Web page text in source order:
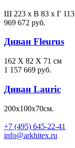
Ш 223 x В 83 x Г 113
969 672 руб.
Диван Fleurus
162 X 82 X 71 см
1 157 669 руб.
Диван Lauric
200х100х70см.
+7 (495) 645-22-41
info@arkhitex.ru